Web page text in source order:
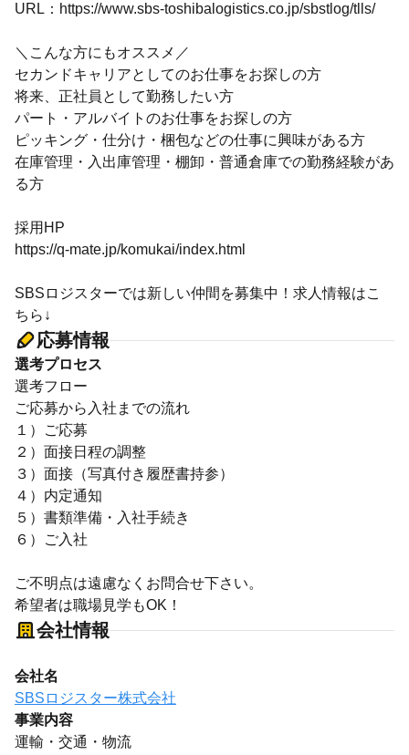
URL：https://www.sbs-toshibalogistics.co.jp/sbstlog/tlls/
＼こんな方にもオススメ／
セカンドキャリアとしてのお仕事をお探しの方
将来、正社員として勤務したい方
パート・アルバイトのお仕事をお探しの方
ピッキング・仕分け・梱包などの仕事に興味がある方
在庫管理・入出庫管理・棚卸・普通倉庫での勤務経験があ
る方
採用HP
https://q-mate.jp/komukai/index.html
SBSロジスターでは新しい仲間を募集中！求人情報はこ
ちら↓
応募情報
選考プロセス
選考フロー
ご応募から入社までの流れ
１）ご応募
２）面接日程の調整
３）面接（写真付き履歴書持参）
４）内定通知
５）書類準備・入社手続き
６）ご入社
ご不明点は遠慮なくお問合せ下さい。
希望者は職場見学もOK！
会社情報
会社名
SBSロジスター株式会社
事業内容
運輸・交通・物流